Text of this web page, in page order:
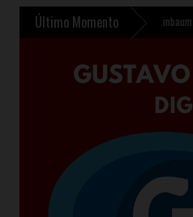
Último Momento
en Chalco »Sheinbaum presenta